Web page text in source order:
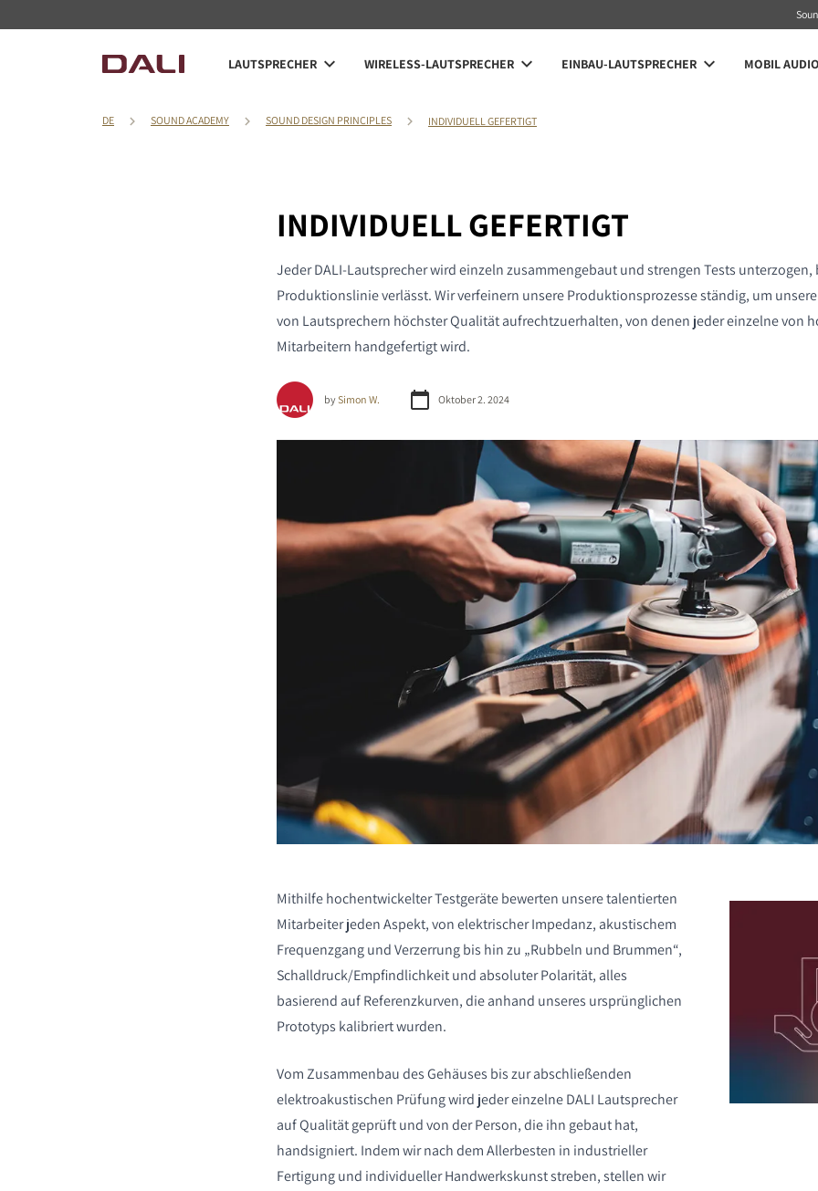
LAUTSPRECHER WIRELESS-LAUTSPRECHER EINBAU-LAUTSPRECHER MOBIL
DE SOUND ACADEMY SOUND DESIGN PRINCIPLES INDIVIDUELL GEFERTIGT
INDIVIDUELL GEFERTIGT
Jeder DALI-Lautsprecher wird einzeln zusammengebaut und strengen Tests unterzogen,
Produktionslinie verlässt. Wir verfeinern unsere Produktionsprozesse ständig, um
von Lautsprechern höchster Qualität aufrechtzuerhalten, von denen jeder einzelne von
Mitarbeitern handgefertigt wird.
bySimon W. Oktober 2. 2024
Mithilfe hochentwickelter Testgeräte bewerten unsere talentierten
Mitarbeiter jeden Aspekt, von elektrischer Impedanz, akustischem
Frequenzgang und Verzerrung bis hin zu „Rubbeln und Brummen“,
Schalldruck/Empfindlichkeit und absoluter Polarität, alles
basierend auf Referenzkurven, die anhand unseres ursprünglichen
Prototyps kalibriert wurden.
Vom Zusammenbau des Gehäuses bis zur abschließenden
elektroakustischen Prüfung wird jeder einzelne DALI Lautsprecher
auf Qualität geprüft und von der Person, die ihn gebaut hat,
handsigniert. Indem wir nach dem Allerbesten in industrieller
Fertigung und individueller Handwerkskunst streben, stellen wir
PRODUKTE VERGLEICHEN